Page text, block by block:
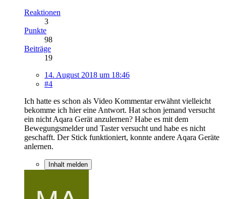
Reaktionen
3
Punkte
98
Beiträge
19
14. August 2018 um 18:46
#4
Ich hatte es schon als Video Kommentar erwähnt vielleicht
bekomme ich hier eine Antwort. Hat schon jemand versucht
ein nicht Aqara Gerät anzulernen? Habe es mit dem
Bewegungsmelder und Taster versucht und habe es nicht
geschafft. Der Stick funktioniert, konnte andere Aqara Geräte
anlernen.
Inhalt melden